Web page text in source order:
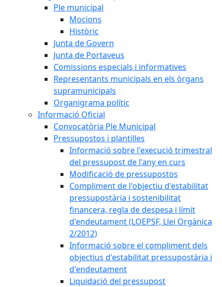
Ple municipal
Mocions
Històric
Junta de Govern
Junta de Portaveus
Comissions especials i informatives
Representants municipals en els òrgans
supramunicipals
Organigrama polític
Informació Oficial
Convocatòria Ple Municipal
Pressupostos i plantilles
Informació sobre l'execució trimestral
del pressupost de l'any en curs
Modificació de pressupostos
Compliment de l'objectiu d'estabilitat
pressupostària i sostenibilitat
financera, regla de despesa i límit
d'endeutament (LOEPSF, Llei Orgànica
2/2012)
Informació sobre el compliment dels
objectius d'estabilitat pressupostària i
d'endeutament
Liquidació del pressupost